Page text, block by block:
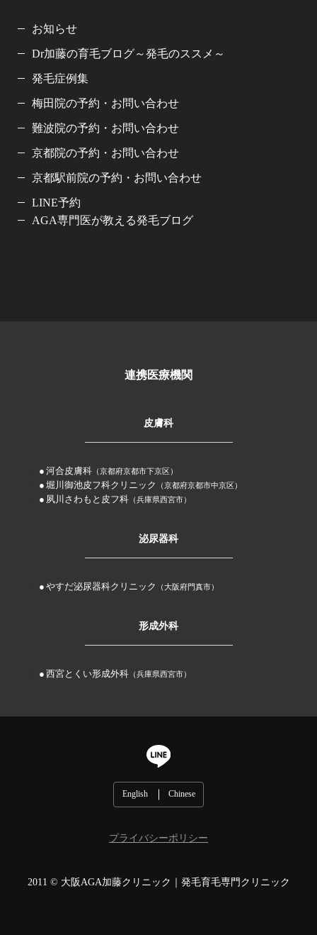
お知らせ
Dr加藤の育毛ブログ～発毛のススメ～
発毛症例集
梅田院の予約・お問い合わせ
難波院の予約・お問い合わせ
京都院の予約・お問い合わせ
京都駅前院の予約・お問い合わせ
LINE予約
AGA専門医が教える発毛ブログ
連携医療機関
皮膚科
河合皮膚科 （京都府京都市下京区）
堀川御池皮フ科クリニック （京都府京都市中京区）
夙川さわもと皮フ科 （兵庫県西宮市）
泌尿器科
やすだ泌尿器科クリニック （大阪府門真市）
形成外科
西宮とくい形成外科 （兵庫県西宮市）
English Chinese
プライバシーポリシー
2011 © 大阪AGA加藤クリニック｜発毛育毛専門クリニック